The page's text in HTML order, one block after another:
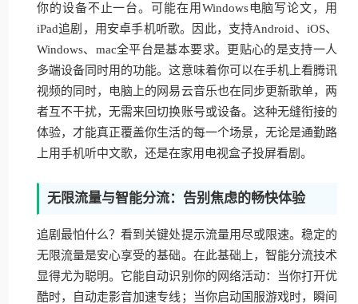
你的设备不止一台。可能在用Windows电脑写论文，用
iPad追剧，用安卓手机听歌。因此，支持Android、iOS、
Windows、mac全平台是基本要求。更贴心的是支持一人
多端设备同时用的功能。这意味着你可以在手机上看腾讯
视频的同时，电脑上的网易云音乐也在同步更新歌单，两
者互不干扰，无需来回切换账号或设备。这种无缝衔接的
体验，才能真正覆盖你生活的每一个场景，无论是通勤路
上用手机听中文歌，还是在家用电视盒子投屏看剧。
无限流量与智能分流：告别焦虑的畅快体验
追剧最怕什么？看到关键处提示流量用尽或限速。稳定的
无限流量是安心享受的基础。在此基础上，智能分流技术
显得尤为聪明。它能自动识别你的网络活动：当你打开优
酷时，自动走影音加速专线；当你启动国服游戏时，瞬间